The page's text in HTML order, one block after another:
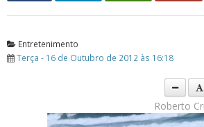
Entretenimento
Terça - 16 de Outubro de 2012 às 16:18
Roberto